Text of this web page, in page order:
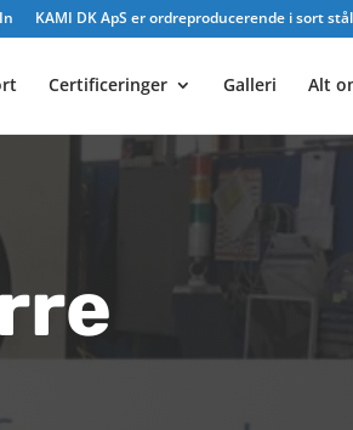
KAMI DK ApS er ordreproducerende i sort
Certificeringer Galleri Alt